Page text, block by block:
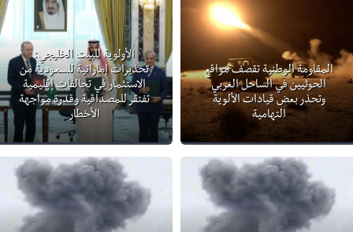
المقاومة الوطنية تقصف مواقع
الحوثيين في الساحل الغربي
وتحذر بعض قيادات الألوية
التهامية
الأولوية للبيت الخليجي:
تحذيرات إماراتية للسعودية من
الاستثمار في تحالفات إقليمية
تفتقر للمصداقية وقدرة مواجهة
الأخطار